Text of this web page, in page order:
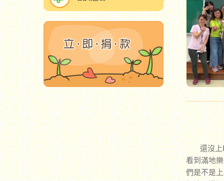
還沒上EQ
看到滿地
們是不是